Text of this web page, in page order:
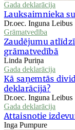
Gada deklarācija
Lauksaimnieka
Dr.oec. Inguna Leibus
Grāmatvedība
Zaudējumu
grāmatvedībā
Linda Puriņa
Gada deklarācija
Kā saņemtās
deklarācijā?
Dr.oec. Inguna Leibus
Gada deklarācija
Attaisnotie
Inga Pumpure